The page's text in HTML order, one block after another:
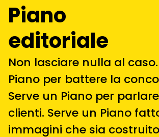
Piano
editoriale
Non lasciare nulla al
Piano per battere la
Serve un Piano per
clienti. Serve un Piano
immagini che sia